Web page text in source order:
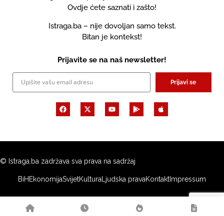
Ovdje ćete saznati i zašto!
Istraga.ba – nije dovoljan samo tekst.
Bitan je kontekst!
Prijavite se na naš newsletter!
Prijavi se
© Istraga.ba zadržava sva prava na sadržaj
BiH EkonomijaSvijetKultura Ljudska pravaKontakt Impressum